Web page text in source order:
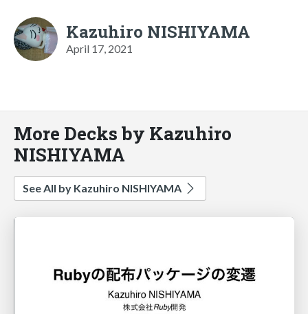
Kazuhiro NISHIYAMA
April 17, 2021
More Decks by Kazuhiro
NISHIYAMA
See All by Kazuhiro NISHIYAMA